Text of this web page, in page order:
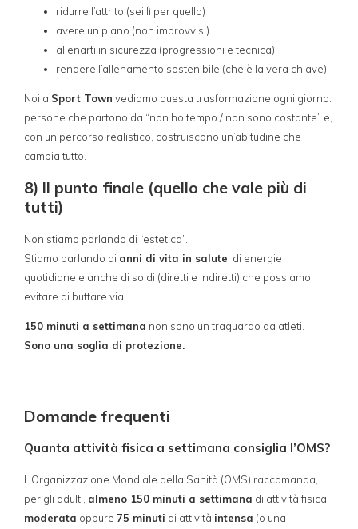
ridurre l’attrito (sei lì per quello)
avere un piano (non improvvisi)
allenarti in sicurezza (progressioni e tecnica)
rendere l’allenamento sostenibile (che è la vera chiave)
Noi a Sport Town vediamo questa trasformazione ogni giorno:
persone che partono da “non ho tempo / non sono costante” e,
con un percorso realistico, costruiscono un’abitudine che
cambia tutto.
8) Il punto finale (quello che vale più di
tutti)
Non stiamo parlando di “estetica”.
Stiamo parlando di anni di vita in salute, di energie
quotidiane e anche di soldi (diretti e indiretti) che possiamo
evitare di buttare via.
150 minuti a settimana non sono un traguardo da atleti.
Sono una soglia di protezione.
Domande frequenti
Quanta attività fisica a settimana consiglia l’OMS?
L’Organizzazione Mondiale della Sanità (OMS) raccomanda,
per gli adulti, almeno 150 minuti a settimana di attività fisica
moderata oppure 75 minuti di attività intensa (o una